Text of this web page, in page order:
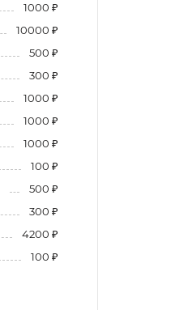
1000 ₽
10000 ₽
500 ₽
300 ₽
1000 ₽
1000 ₽
1000 ₽
100 ₽
500 ₽
300 ₽
4200 ₽
100 ₽